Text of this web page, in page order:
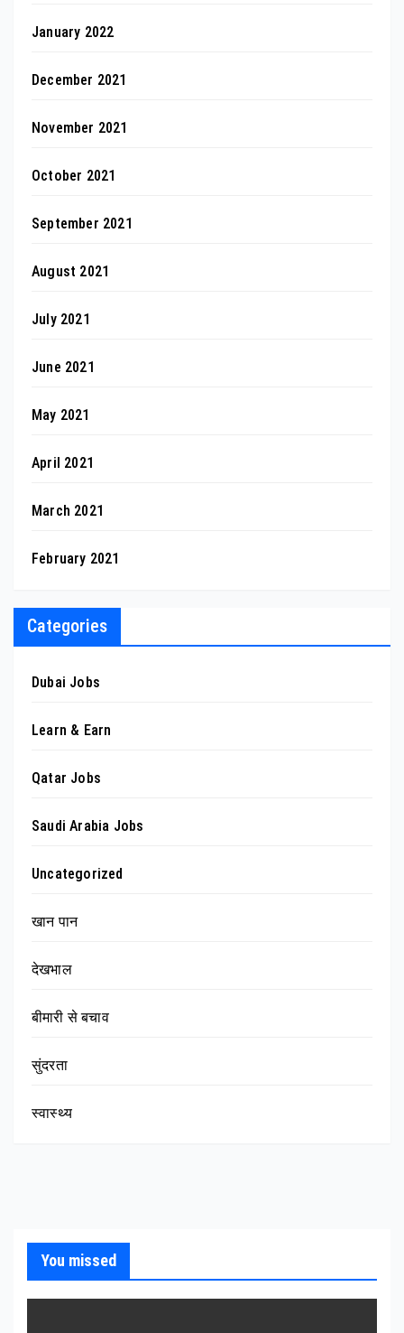
January 2022
December 2021
November 2021
October 2021
September 2021
August 2021
July 2021
June 2021
May 2021
April 2021
March 2021
February 2021
Categories
Dubai Jobs
Learn & Earn
Qatar Jobs
Saudi Arabia Jobs
Uncategorized
खान पान
देखभाल
बीमारी से बचाव
सुंदरता
स्वास्थ्य
You missed